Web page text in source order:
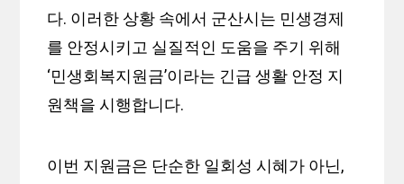
다. 이러한 상황 속에서 군산시는 민생경제
를 안정시키고 실질적인 도움을 주기 위해
‘민생회복지원금’이라는 긴급 생활 안정 지
원책을 시행합니다.
이번 지원금은 단순한 일회성 시혜가 아닌,